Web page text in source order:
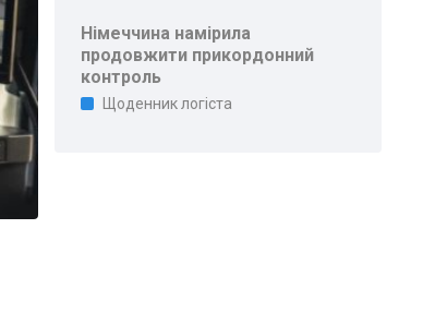
Німеччина намірила
продовжити прикордонний
контроль
Щоденник логіста